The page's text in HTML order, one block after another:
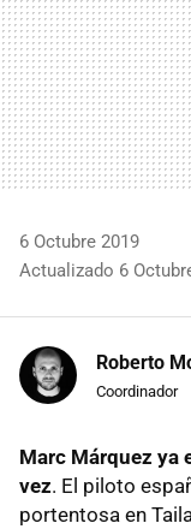
6 Octubre 2019
Actualizado 6
Roberto
Coordinador
Marc Márquez ya
vez. El piloto
portentosa en